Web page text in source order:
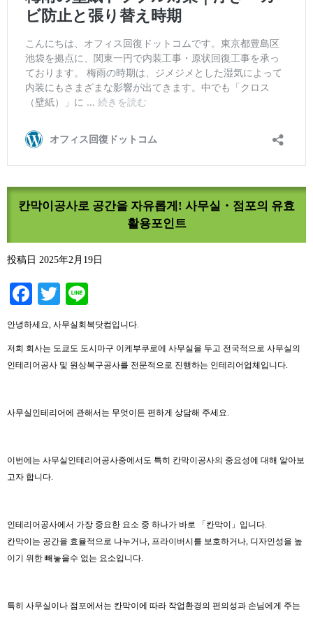
칸막이공사로 공간을 자유롭게! 사무실・점포의 유효
활용포인트
投稿日 2025年2月19日
Facebook
Twitter
안녕하세요, 사무실회복닷컴입니다.
저희 회사는 도쿄도 도시마구 이케부쿠로에 사무실을 두고 전국적으로 사무실의
인테리어공사 및 원상복구공사를 전문적으로 진행하는 인테리어업체입니다.
사무실인테리어에 관해서는 무엇이든 편하게 상담해 주세요.
이번에는 사무실인테리어공사중에서도 특히 칸막이공사의 중요성에 대해 알아보
고자 합니다.
인테리어공사에서 가장 중요한 요소 중 하나가 바로 「칸막이」입니다.
칸막이는 공간을 효율적으로 나누거나, 프라이버시를 보호하거나, 디자인성을 높
이기 위한 빼놓을수 없는 요소입니다.
특히 사무실이나 점포에서는 칸막이에 따라 작업환경의 편의성과 손님에게 주는